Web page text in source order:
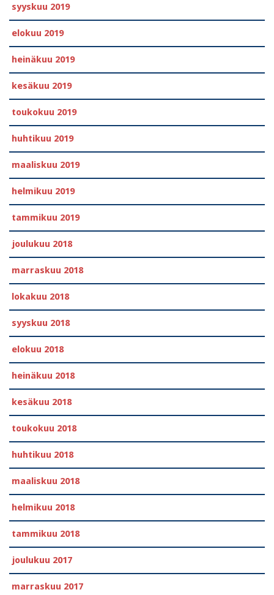
syyskuu 2019
elokuu 2019
heinäkuu 2019
kesäkuu 2019
toukokuu 2019
huhtikuu 2019
maaliskuu 2019
helmikuu 2019
tammikuu 2019
joulukuu 2018
marraskuu 2018
lokakuu 2018
syyskuu 2018
elokuu 2018
heinäkuu 2018
kesäkuu 2018
toukokuu 2018
huhtikuu 2018
maaliskuu 2018
helmikuu 2018
tammikuu 2018
joulukuu 2017
marraskuu 2017